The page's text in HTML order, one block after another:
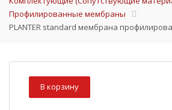
Профилированные мембраны
PLANTER standard мембрана
В корзину